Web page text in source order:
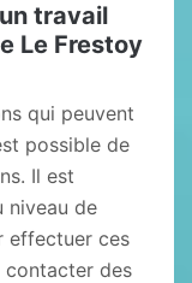
travail
Le Frestoy
qui peuvent
possible de
Il est
niveau de
effectuer ces
des